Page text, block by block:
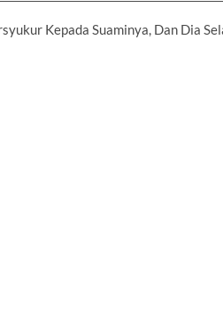
Kepada Suaminya, Dan Dia